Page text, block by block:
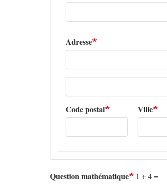
Adresse
Adresse
Code postal Ville
Question mathématique 1 + 4 =